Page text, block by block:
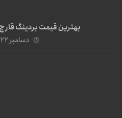
بهترین قیمت بردینگ قارچ 1 کیلویی در آذر ۱۴۰۴
دسامبر ۲۲, ۲۰۲۵